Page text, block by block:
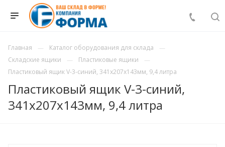
Главная
Каталог оборудования для склада
Складские ящики
Пластиковые ящики
Пластиковый ящик V-3-синий, 341х207x143мм, 9,4 литра
Пластиковый ящик V-3-синий,
341х207x143мм, 9,4 литра